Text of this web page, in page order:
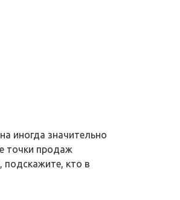
иногда значительно
точки продаж
подскажите, кто в